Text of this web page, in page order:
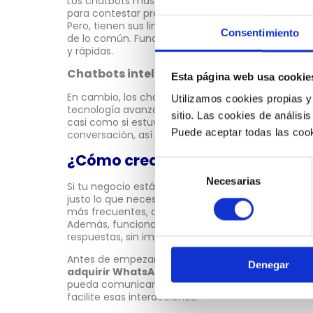
Consentimiento
Esta página web usa
Utilizamos cookies propias
sitio. Las cookies de
Puede aceptar todas las
Selección
consentimiento
Necesarias
Denegar
para contestar preguntas específicas y hacer
Pero, tienen sus limitaciones y no pueden
de lo común. Funcionan como un sistema
y rápidas.
Chatbots inteligentes
En cambio, los chatbots con inteligencia artificial
tecnología avanzada para entender lo que dices
casi como si estuvieras hablando con una
conversación, así que con el tiempo se vuelven
¿Cómo crear un Chatbots para
Si tu negocio está recibiendo muchas preguntas,
justo lo que necesitas. Este tipo de bot responde
más frecuentes, así que tu equipo puede
Además, funciona las 24 horas, así que tus
respuestas, sin importar la hora.
Antes de empezar a construir tu chatbot en
adquirir WhatsApp Business API
. Esta
pueda comunicarse con los clientes en la
facilite esas interacciones.